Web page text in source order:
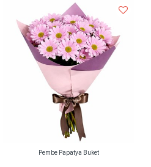
Pembe Papatya Buket